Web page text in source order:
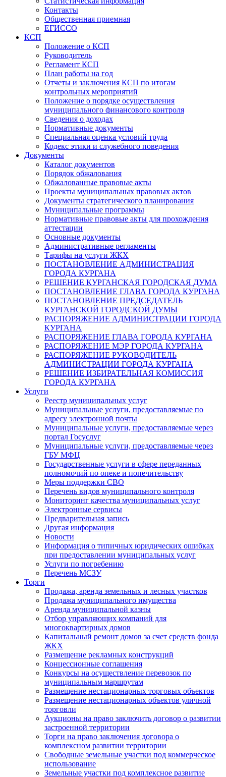
Контакты
Общественная приемная
ЕГИССО
КСП
Положение о КСП
Руководитель
Регламент КСП
План работы на год
Отчеты и заключения КСП по итогам
контрольных мероприятий
Положение о порядке осуществления
муниципального финансового контроля
Сведения о доходах
Нормативные документы
Специальная оценка условий труда
Кодекс этики и служебного поведения
Документы
Каталог документов
Порядок обжалования
Обжалованные правовые акты
Проекты муниципальных правовых актов
Документы стратегического планирования
Муниципальные программы
Нормативные правовые акты для прохождения
аттестации
Основные документы
Административные регламенты
Тарифы на услуги ЖКХ
ПОСТАНОВЛЕНИЕ АДМИНИСТРАЦИЯ
ГОРОДА КУРГАНА
РЕШЕНИЕ КУРГАНСКАЯ ГОРОДСКАЯ ДУМА
ПОСТАНОВЛЕНИЕ ГЛАВА ГОРОДА КУРГАНА
ПОСТАНОВЛЕНИЕ ПРЕДСЕДАТЕЛЬ
КУРГАНСКОЙ ГОРОДСКОЙ ДУМЫ
РАСПОРЯЖЕНИЕ АДМИНИСТРАЦИИ ГОРОДА
КУРГАНА
РАСПОРЯЖЕНИЕ ГЛАВА ГОРОДА КУРГАНА
РАСПОРЯЖЕНИЕ МЭР ГОРОДА КУРГАНА
РАСПОРЯЖЕНИЕ РУКОВОДИТЕЛЬ
АДМИНИСТРАЦИИ ГОРОДА КУРГАНА
РЕШЕНИЕ ИЗБИРАТЕЛЬНАЯ КОМИССИЯ
ГОРОДА КУРГАНА
Услуги
Реестр муниципальных услуг
Муниципальные услуги, предоставляемые по
адресу электронной почты
Муниципальные услуги, предоставляемые через
портал Госуслуг
Муниципальные услуги, предоставляемые через
ГБУ МФЦ
Государственные услуги в сфере переданных
полномочий по опеке и попечительству
Меры поддержки СВО
Перечень видов муниципального контроля
Мониторинг качества муниципальных услуг
Электронные сервисы
Предварительная запись
Другая информация
Новости
Информация о типичных юридических ошибках
при предоставлении муниципальных услуг
Услуги по погребению
Перечень МСЗУ
Торги
Продажа, аренда земельных и лесных участков
Продажа муниципального имущества
Аренда муниципальной казны
Отбор управляющих компаний для
многоквартирных домов
Капитальный ремонт домов за счет средств фонда
ЖКХ
Размещение рекламных конструкций
Концессионные соглашения
Конкурсы на осуществление перевозок по
муниципальным маршрутам
Размещение нестационарных торговых объектов
Размещение нестационарных объектов уличной
торговли
Аукционы на право заключить договор о развитии
застроенной территории
Торги на право заключения договора о
комплексном развитии территории
Свободные земельные участки под коммерческое
использование
Земельные участки под комплексное развитие